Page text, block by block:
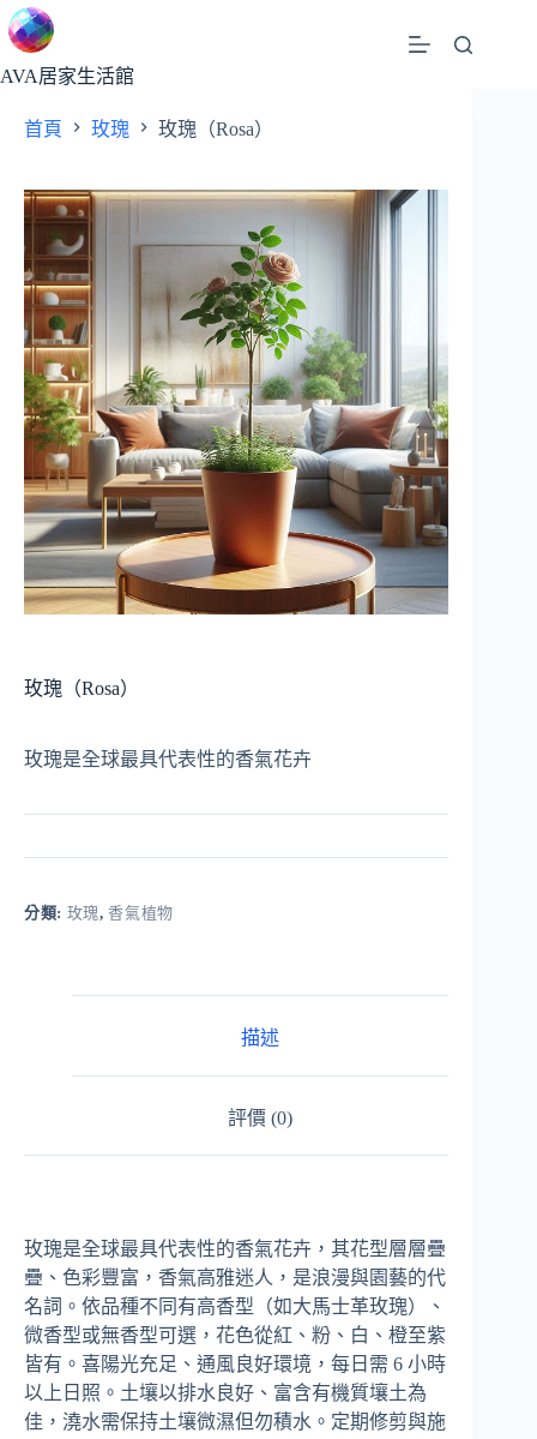
跳
至
主
AVA居家生活館
首頁 玫瑰 玫瑰（Rosa）
玫瑰（Rosa）
玫瑰是全球最具代表性的香氣花卉
分類: 玫瑰,香氣植物
描述
評價 (0)
玫瑰是全球最具代表性的香氣花卉，其花型層層疊
疊、色彩豐富，香氣高雅迷人，是浪漫與園藝的代
名詞。依品種不同有高香型（如大馬士革玫瑰）、
微香型或無香型可選，花色從紅、粉、白、橙至紫
皆有。喜陽光充足、通風良好環境，每日需 6 小時
以上日照。土壤以排水良好、富含有機質壤土為
佳，澆水需保持土壤微濕但勿積水。定期修剪與施